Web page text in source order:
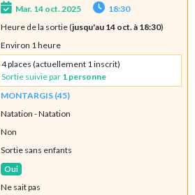
Mar. 14 oct. 2025
18:30
Heure de la sortie (jusqu'au 14 oct. à 18:30)
Environ 1 heure
4 places (actuellement 1 inscrit)
Sortie suivie par 1 personne
MONTARGIS (45)
Natation - Natation
Non
Sortie sans enfants
Oui
Ne sait pas